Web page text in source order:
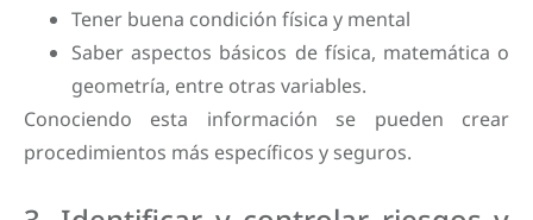
Tener buena condición física y mental
Saber aspectos básicos de física, matemática o
geometría, entre otras variables.
Conociendo esta información se pueden crear
procedimientos más específicos y seguros.